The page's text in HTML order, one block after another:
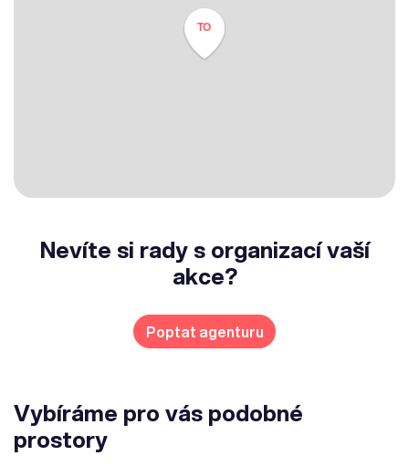
TO
Nevíte si rady s organizací vaší
akce?
Poptat agenturu
Vybíráme pro vás podobné
prostory